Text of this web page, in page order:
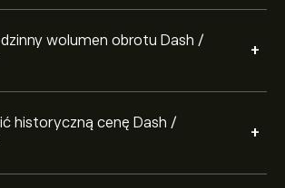
wolumen obrotu Dash /
+
historyczną cenę Dash /
+